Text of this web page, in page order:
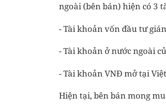
ngoài (bên bán) hiện có 3
- Tài khoản vốn đầu tư
- Tài khoản ở nước ngoài
- Tài khoản VNĐ mở tại
Hiện tại, bên bán mong